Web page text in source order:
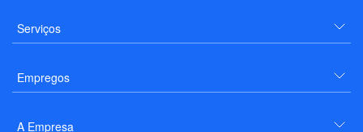
Serviços
Empregos
A Empresa